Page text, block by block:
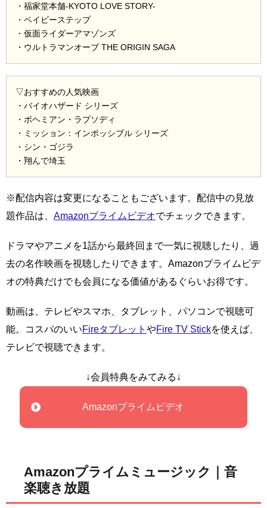
・福家堂本舗-KYOTO LOVE STORY-
・ベイビーステップ
・仮面ライダーアマゾンズ
・ウルトラマンオーブ THE ORIGIN SAGA
▽おすすめの人気映画
・バイオハザード シリーズ
・ボヘミアン・ラプソディ
・ミッション：インポッシブル シリーズ
・シン・ゴジラ
・翔んで埼玉
※配信内容は変更になることもございます。配信中の見放
題作品は、 Amazonプライムビデオでチェックできます。
ドラマやアニメを1話から最終回まで一気に視聴したり、過
去の名作映画を視聴したりできます。Amazonプライムビデ
オの特典だけでも会員になる価値があるぐらいお得です。
動画は、テレビやスマホ、タブレット、パソコンで視聴可
能。コスパのいいFireタブレット やFire TV Stickを使えば、
テレビで視聴できます。
↓会員特典をみてみる↓
Amazonプライムビデオ
Amazonプライムミュージック｜音
楽聴き放題